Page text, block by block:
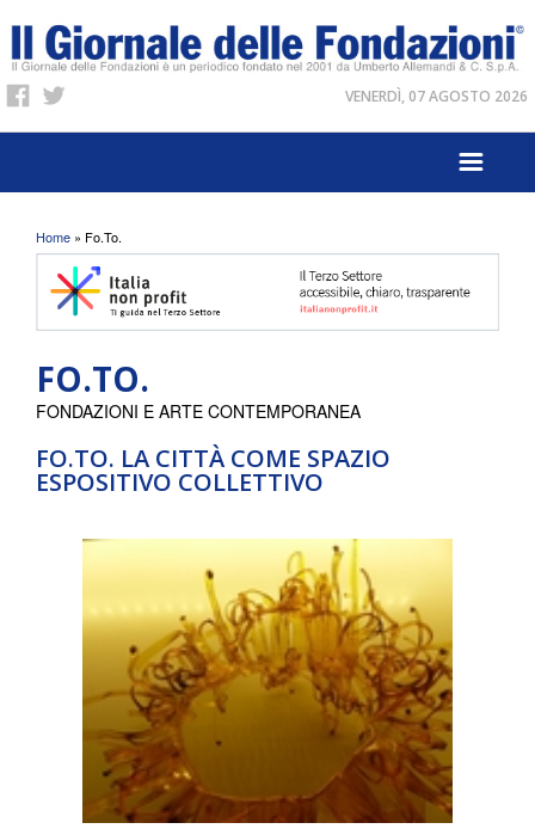
VENERDÌ, 07 AGOSTO 2026
Tu sei qui
Home » Fo.To.
FO.TO.
FO.TO. LA CITTÀ COME SPAZIO
ESPOSITIVO COLLETTIVO
FONDAZIONI E ARTE CONTEMPORANEA